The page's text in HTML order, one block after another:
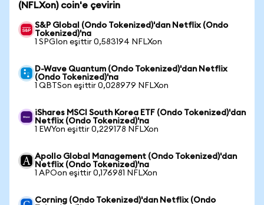
(NFLXon) coin'e çevirin
S&P Global (Ondo Tokenized)'dan Netflix (Ondo
Tokenized)'na
1 SPGIon eşittir 0,583194 NFLXon
D-Wave Quantum (Ondo Tokenized)'dan Netflix
(Ondo Tokenized)'na
1 QBTSon eşittir 0,028979 NFLXon
iShares MSCI South Korea ETF (Ondo Tokenized)'dan
Netflix (Ondo Tokenized)'na
1 EWYon eşittir 0,229178 NFLXon
Apollo Global Management (Ondo Tokenized)'dan
Netflix (Ondo Tokenized)'na
1 APOon eşittir 0,176981 NFLXon
Corning (Ondo Tokenized)'dan Netflix (Ondo